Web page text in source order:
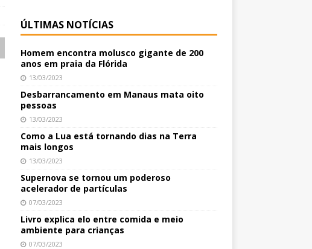
ÚLTIMAS NOTÍCIAS
Homem encontra molusco gigante de 200
anos em praia da Flórida
13/03/2023
Desbarrancamento em Manaus mata oito
pessoas
13/03/2023
Como a Lua está tornando dias na Terra
mais longos
13/03/2023
Supernova se tornou um poderoso
acelerador de partículas
07/03/2023
Livro explica elo entre comida e meio
ambiente para crianças
07/03/2023